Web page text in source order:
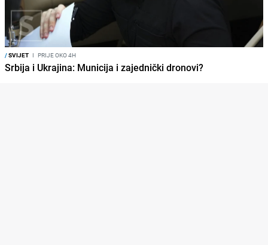
/SVIJET I PRIJE OKO 4H
Srbija i Ukrajina: Municija i zajednički dronovi?